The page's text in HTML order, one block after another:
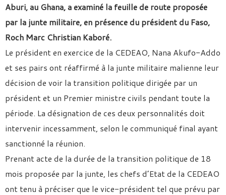
Aburi, au Ghana, a examiné la feuille de route proposée
par la junte militaire, en présence du président du Faso,
Roch Marc Christian Kaboré.
Le président en exercice de la CEDEAO, Nana Akufo-Addo
et ses pairs ont réaffirmé à la junte militaire malienne leur
décision de voir la transition politique dirigée par un
président et un Premier ministre civils pendant toute la
période. La désignation de ces deux personnalités doit
intervenir incessamment, selon le communiqué final ayant
sanctionné la réunion.
Prenant acte de la durée de la transition politique de 18
mois proposée par la junte, les chefs d’Etat de la CEDEAO
ont tenu à préciser que le vice-président tel que prévu par